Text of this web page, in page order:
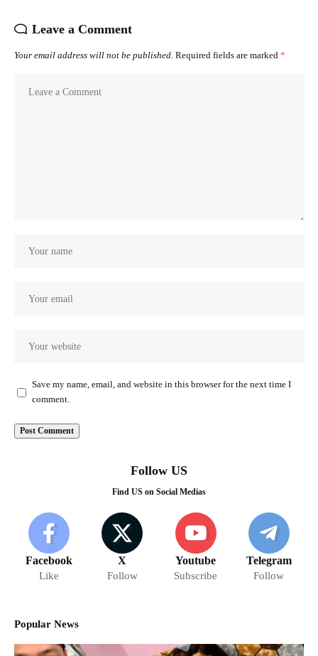
Leave a Comment
Your email address will not be published. Required fields are marked *
Save my name, email, and website in this browser for the next time I
comment.
Follow US
Find US on Social Medias
Facebook
Like
X
Follow
Youtube
Subscribe
Telegram
Follow
Popular News